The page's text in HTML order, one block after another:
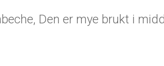
Den er mye brukt i